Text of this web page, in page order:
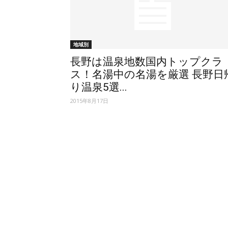
地域別
長野は温泉地数国内トップクラ
ス！名湯中の名湯を厳選 長野日
り温泉5選...
2015年8月17日